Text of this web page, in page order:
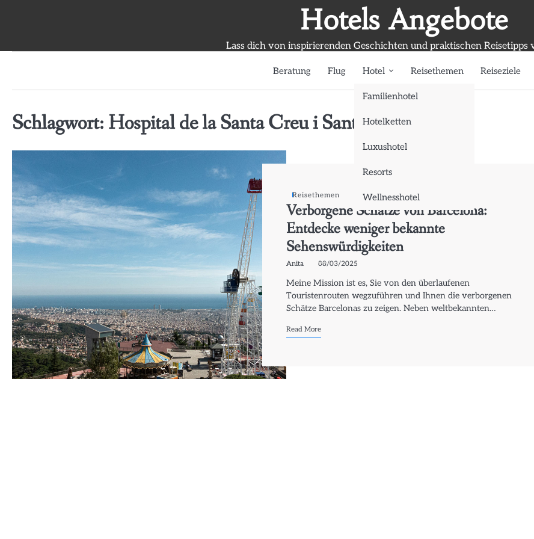
Hotels Angebote
Lass dich von inspirierenden Geschichten und praktischen Reisetipps
Beratung Flug Hotel
Familienhotel
Hotelketten
Luxushotel
Resorts
Wellnesshotel
Reisethemen Reiseziele
Schlagwort: Hospital de la Santa Creu i Sant Pau
Reisethemen
Verborgene Schätze von Barcelona:
Entdecke weniger bekannte
Sehenswürdigkeiten
Anita 08/03/2025
Meine Mission ist es, Sie von den überlaufenen
Touristenrouten wegzuführen und Ihnen die verborgenen
Schätze Barcelonas zu zeigen. Neben weltbekannten…
Read More